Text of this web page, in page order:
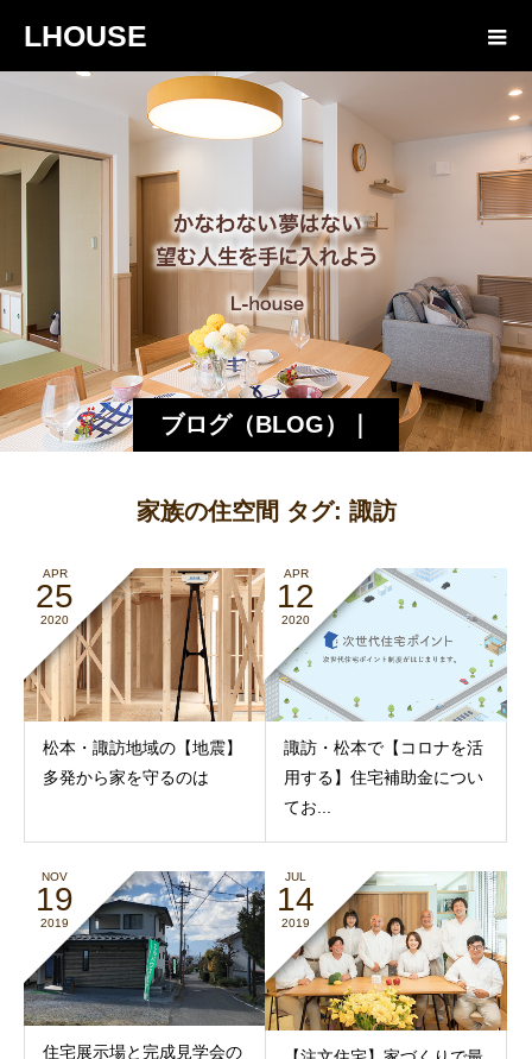
LHOUSE
ブログ（BLOG）｜
エルハウス
家族の住空間 タグ: 諏訪
APR
25
2020
松本・諏訪地域の【地震】
多発から家を守るのは
APR
12
2020
諏訪・松本で【コロナを活
用する】住宅補助金につい
てお...
NOV
19
2019
住宅展示場と完成見学会の
JUL
14
2019